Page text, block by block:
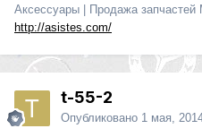
Аксессуары | Продажа
http://asistes.com/
t-55-2
Опубликовано 1 мая,